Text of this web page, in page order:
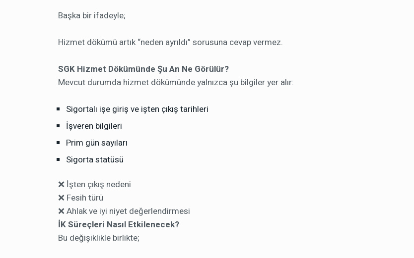
Başka bir ifadeyle;
Hizmet dökümü artık “neden ayrıldı” sorusuna cevap vermez.
SGK Hizmet Dökümünde Şu An Ne Görülür?
Mevcut durumda hizmet dökümünde yalnızca şu bilgiler yer alır:
Sigortalı işe giriş ve işten çıkış tarihleri
İşveren bilgileri
Prim gün sayıları
Sigorta statüsü
❌ İşten çıkış nedeni
❌ Fesih türü
❌ Ahlak ve iyi niyet değerlendirmesi
İK Süreçleri Nasıl Etkilenecek?
Bu değişiklikle birlikte;